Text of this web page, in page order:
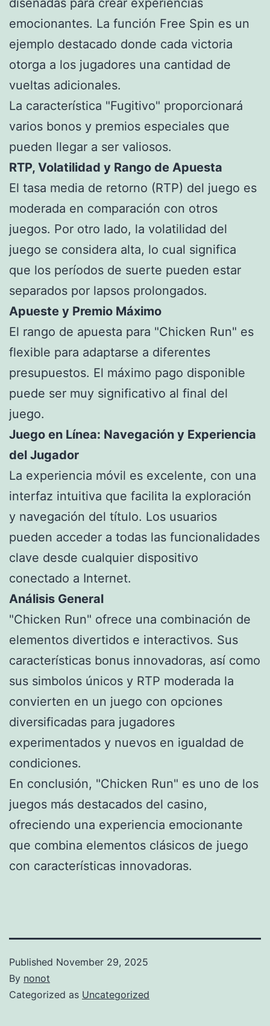
emocionantes. La función Free Spin es un
ejemplo destacado donde cada victoria
otorga a los jugadores una cantidad de
vueltas adicionales.
La característica "Fugitivo" proporcionará
varios bonos y premios especiales que
pueden llegar a ser valiosos.
RTP, Volatilidad y Rango de Apuesta
El tasa media de retorno (RTP) del juego es
moderada en comparación con otros
juegos. Por otro lado, la volatilidad del
juego se considera alta, lo cual significa
que los períodos de suerte pueden estar
separados por lapsos prolongados.
Apueste y Premio Máximo
El rango de apuesta para "Chicken Run" es
flexible para adaptarse a diferentes
presupuestos. El máximo pago disponible
puede ser muy significativo al final del
juego.
Juego en Línea: Navegación y Experiencia
del Jugador
La experiencia móvil es excelente, con una
interfaz intuitiva que facilita la exploración
y navegación del título. Los usuarios
pueden acceder a todas las funcionalidades
clave desde cualquier dispositivo
conectado a Internet.
Análisis General
"Chicken Run" ofrece una combinación de
elementos divertidos e interactivos. Sus
características bonus innovadoras, así como
sus simbolos únicos y RTP moderada la
convierten en un juego con opciones
diversificadas para jugadores
experimentados y nuevos en igualdad de
condiciones.
En conclusión, "Chicken Run" es uno de los
juegos más destacados del casino,
ofreciendo una experiencia emocionante
que combina elementos clásicos de juego
con características innovadoras.
Published November 29, 2025
By nonot
Categorized as Uncategorized